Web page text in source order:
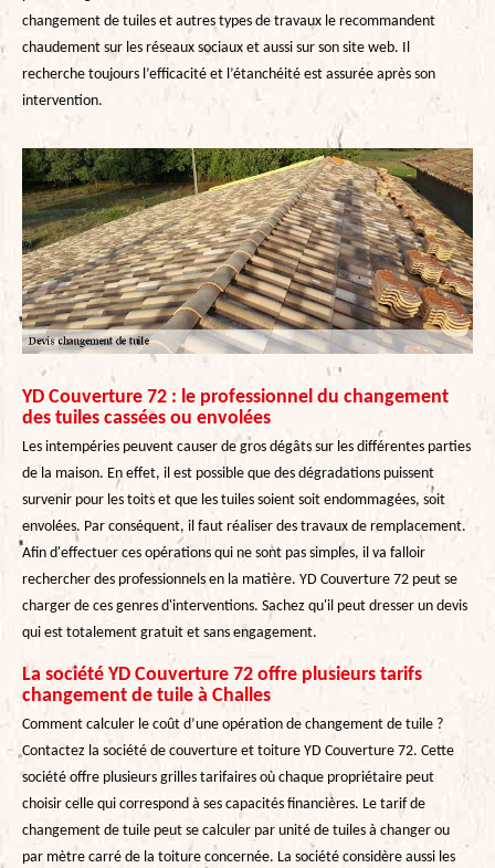
changement de tuiles et autres types de travaux le recommandent
chaudement sur les réseaux sociaux et aussi sur son site web. Il
recherche toujours l’efficacité et l’étanchéité est assurée après son
intervention.
YD Couverture 72 : le professionnel du changement
des tuiles cassées ou envolées
Les intempéries peuvent causer de gros dégâts sur les différentes parties
de la maison. En effet, il est possible que des dégradations puissent
survenir pour les toits et que les tuiles soient soit endommagées, soit
envolées. Par conséquent, il faut réaliser des travaux de remplacement.
Afin d'effectuer ces opérations qui ne sont pas simples, il va falloir
rechercher des professionnels en la matière. YD Couverture 72 peut se
charger de ces genres d'interventions. Sachez qu'il peut dresser un devis
qui est totalement gratuit et sans engagement.
La société YD Couverture 72 offre plusieurs tarifs
changement de tuile à Challes
Comment calculer le coût d’une opération de changement de tuile ?
Contactez la société de couverture et toiture YD Couverture 72. Cette
société offre plusieurs grilles tarifaires où chaque propriétaire peut
choisir celle qui correspond à ses capacités financières. Le tarif de
changement de tuile peut se calculer par unité de tuiles à changer ou
par mètre carré de la toiture concernée. La société considère aussi les